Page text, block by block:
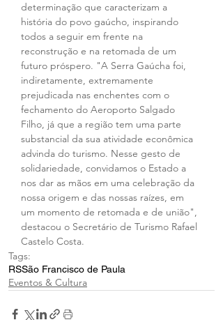
determinação que caracterizam a
história do povo gaúcho, inspirando
todos a seguir em frente na
reconstrução e na retomada de um
futuro próspero. "A Serra Gaúcha foi,
indiretamente, extremamente
prejudicada nas enchentes com o
fechamento do Aeroporto Salgado
Filho, já que a região tem uma parte
substancial da sua atividade econômica
advinda do turismo. Nesse gesto de
solidariedade, convidamos o Estado a
nos dar as mãos em uma celebração da
nossa origem e das nossas raízes, em
um momento de retomada e de união",
destacou o Secretário de Turismo Rafael
Castelo Costa.
Tags:
RSSão Francisco de Paula
Eventos & Cultura